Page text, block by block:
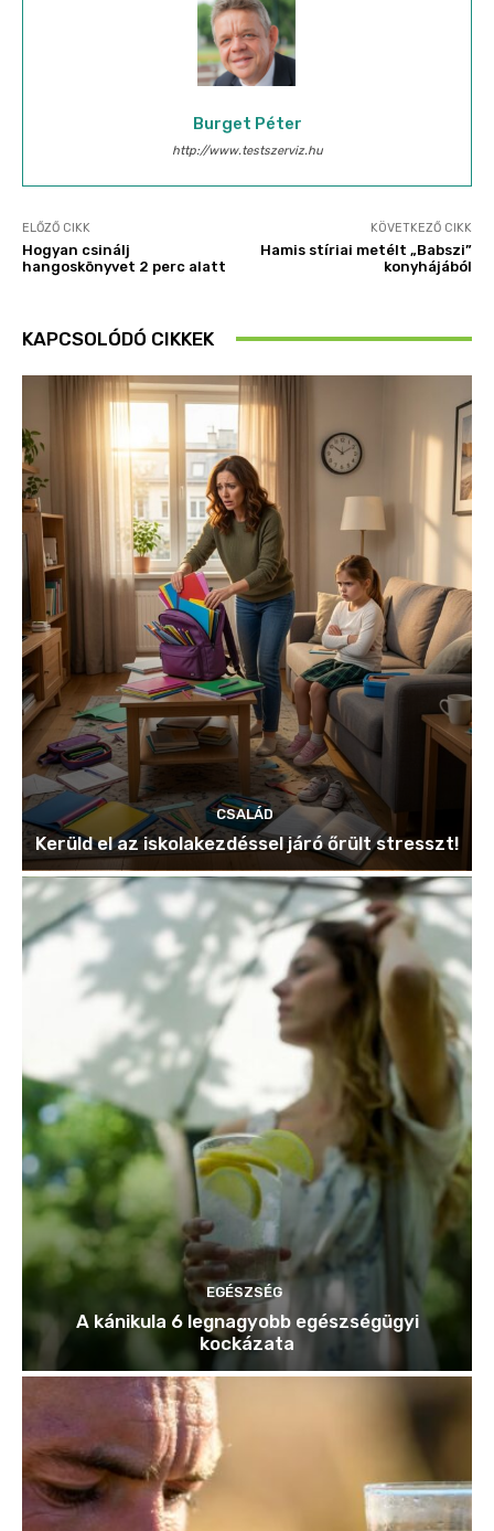
Burget Péter
http://www.testszerviz.hu
ELŐZŐ CIKK
Hogyan csinálj
hangoskönyvet 2 perc alatt
KÖVETKEZŐ CIKK
Hamis stíriai metélt „Babszi”
konyhájából
KAPCSOLÓDÓ CIKKEK
CSALÁD
Kerüld el az iskolakezdéssel járó őrült stresszt!
EGÉSZSÉG
A kánikula 6 legnagyobb egészségügyi
kockázata